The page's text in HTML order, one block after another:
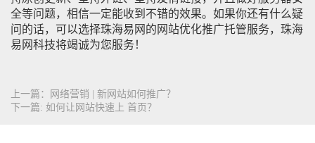
全等问题，相信一定能收到不错的效果。如果你还有什么疑
问的话，可以选择珠海易网的网站优化推广托管服务，珠海
易网科技将竭诚为您服务！
上一篇：网络营销 | 新网站如何推广？
下一篇: 如何让网站快速上 首页？